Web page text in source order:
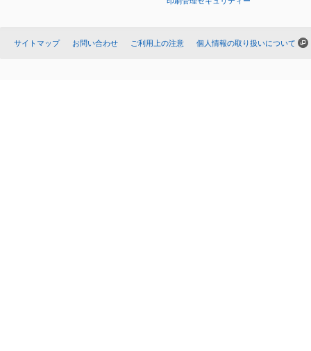
サイトマップ お問い合わせ ご利用上の注意 個人情報の取り扱いについて